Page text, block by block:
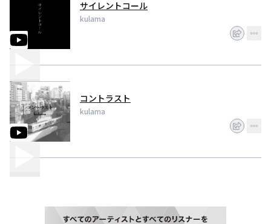
サイレントコール
kulama
コントラスト
kulama